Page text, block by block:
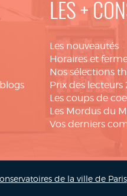
LES +
Les nouveautés
Horaires et
Nos sélections
Prix des lecteurs
Les coups de
Les Mordus du
Vos derniers
de la ville de Paris